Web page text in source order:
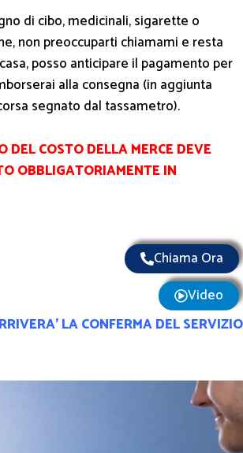
di cibo, medicinali, sigarette o
non preoccuparti chiamami e resta
posso anticipare il pagamento per
alla consegna (in aggiunta
segnato dal tassametro).
DEL COSTO DELLA MERCE DEVE
OBBLIGATORIAMENTE IN
Chiama Ora
Video
LA CONFERMA DEL SERVIZIO